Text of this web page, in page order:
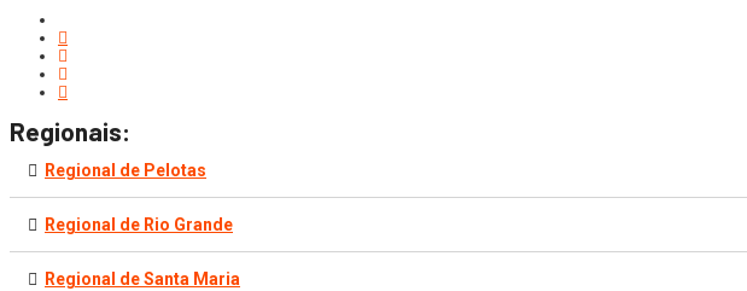
Regionais:
Regional de Pelotas
Regional de Rio Grande
Regional de Santa Maria